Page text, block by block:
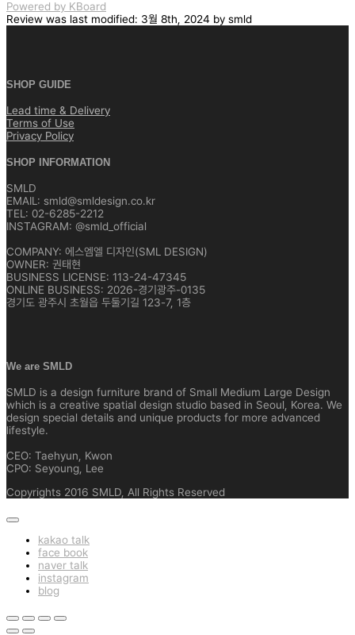
Powered by KBoard
Review was last modified: 3월 8th, 2024 by smld
SHOP GUIDE
Lead time & Delivery
Terms of Use
Privacy Policy
SHOP INFORMATION
SMLD
EMAIL: smld@smldesign.co.kr
TEL: 02-6285-2212
INSTAGRAM: @smld_official
COMPANY: 에스엠엘 디자인(SML DESIGN)
OWNER: 권태현
BUSINESS LICENSE: 113-24-47345
ONLINE BUSINESS: 2026-경기광주-0135
경기도 광주시 초월읍 두둘기길 123-7, 1층
We are SMLD
SMLD is a design furniture brand of Small Medium Large Design
which is a creative spatial design studio based in Seoul, Korea. We
design special details and unique products for more advanced
lifestyle.
CEO: Taehyun, Kwon
CPO: Seyoung, Lee
Copyrights 2016 SMLD, All Rights Reserved
kakao talk
face book
naver talk
instagram
blog